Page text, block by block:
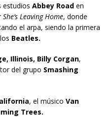
estudios Abbey Road en
She’s Leaving Home, donde
el arpa, siendo la primera
Beatles.
Illinois, Billy Corgan,
del grupo Smashing
, el músico Van
Trees.